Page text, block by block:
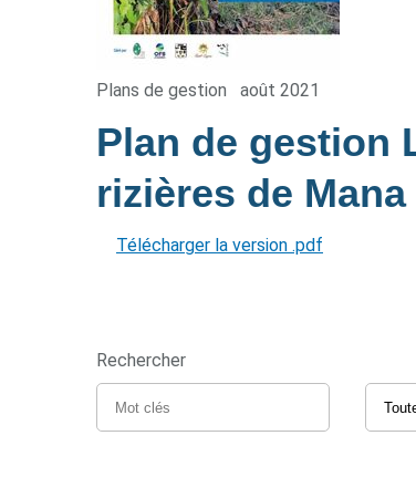
Plans de gestion août 2021
Plan de gestion
rizières de Mana
Télécharger la version .pdf
Rechercher